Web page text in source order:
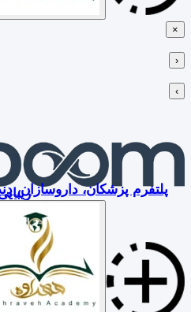
×
‹
›
پلتفرم پزشکان، داروسازان،